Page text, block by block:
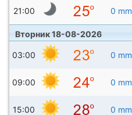
21:00 0 mm
Вторник 18-08-2026
03:00 0 mm
09:00 0 mm
15:00 0 mm